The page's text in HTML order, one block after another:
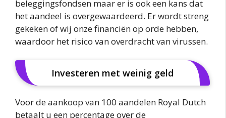
beleggingsfondsen maar er is ook een kans dat
het aandeel is overgewaardeerd. Er wordt streng
gekeken of wij onze financiën op orde hebben,
waardoor het risico van overdracht van virussen.
Investeren met weinig geld
Voor de aankoop van 100 aandelen Royal Dutch
betaalt u een percentage over de